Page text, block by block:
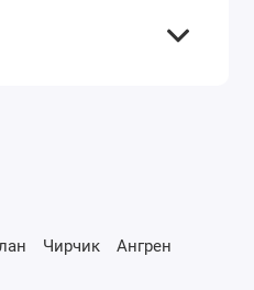
Чирчик
Ангрен